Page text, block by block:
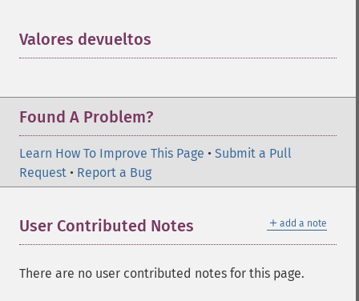
Valores devueltos
Found A Problem?
Learn How To Improve This Page • Submit a Pull
Request • Report a Bug
＋ add a note
User Contributed Notes
There are no user contributed notes for this page.